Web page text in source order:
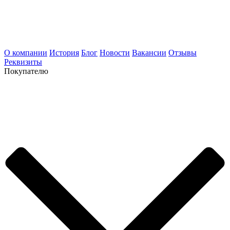
О компании История Блог Новости Вакансии Отзывы
Реквизиты
Покупателю